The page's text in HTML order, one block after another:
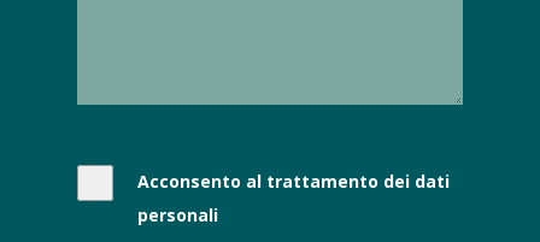
Acconsento al trattamento dei dati
personali